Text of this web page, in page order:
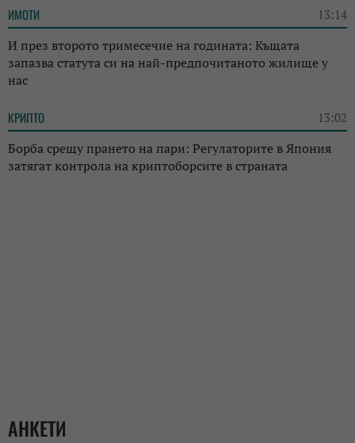
ИМОТИ 13:14
И през второто тримесечие на годината: Къщата
запазва статута си на най-предпочитаното жилище у
нас
КРИПТО 13:02
Борба срещу прането на пари: Регулаторите в Япония
затягат контрола на криптоборсите в страната
АНКЕТИ